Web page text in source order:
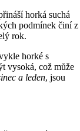
horká suchá
podmínek činí z
rok.
horké s
vysoká, což může
a leden, jsou